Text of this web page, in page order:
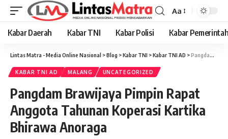
Font
Resizer
Aa
Kabar Daerah Kabar TNI Kabar Polisi Kabar
Lintas Matra - Media Online Nasional >Blog >Kabar TNI >Kabar TNI AD >Pangdam Brawijaya Pimpin Rapat Anggota Tahunan Koperasi Kartika Bhirawa Anoraga
KABAR TNI AD MALANG UNCATEGORIZED
Pangdam Brawijaya Pimpin Rapat
Anggota Tahunan Koperasi Kartika
Bhirawa Anoraga